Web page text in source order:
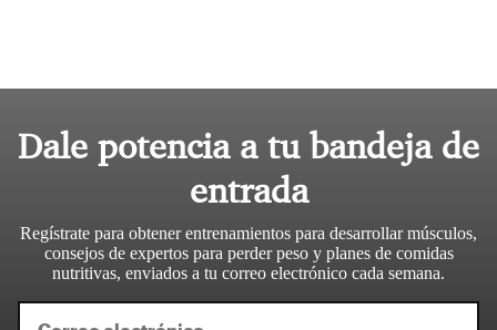
Dale potencia a tu bandeja de
entrada
Regístrate para obtener entrenamientos para desarrollar músculos,
consejos de expertos para perder peso y planes de comidas
nutritivas, enviados a tu correo electrónico cada semana.